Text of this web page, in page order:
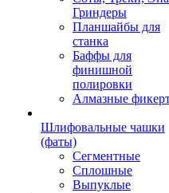
Гриндеры
Планшайбы для
станка
Баффы для
финишной
полировки
Алмазные
Шлифовальные чашки
(фаты)
Сегментные
Сплошные
Выпуклые